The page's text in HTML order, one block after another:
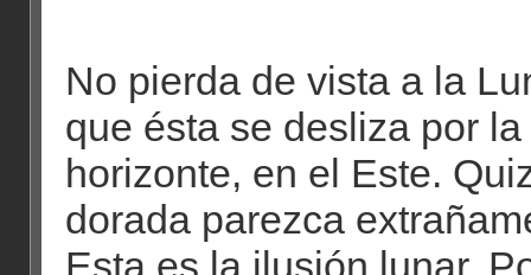
No pierda de vista a la
que ésta se desliza por
horizonte, en el Este.
dorada parezca
Esta es la ilusión lunar.